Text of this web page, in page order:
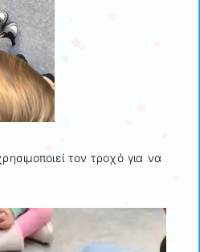
τον τροχό για να